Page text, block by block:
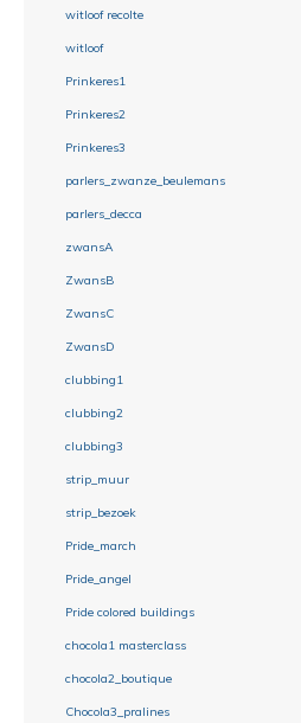
witloof recolte
witloof
Prinkeres1
Prinkeres2
Prinkeres3
parlers_zwanze_beulemans
parlers_decca
zwansA
ZwansB
ZwansC
ZwansD
clubbing1
clubbing2
clubbing3
strip_muur
strip_bezoek
Pride_march
Pride_angel
Pride colored buildings
chocola1 masterclass
chocola2_boutique
Chocola3_pralines